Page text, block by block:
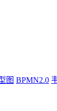
图 BPMN2.0